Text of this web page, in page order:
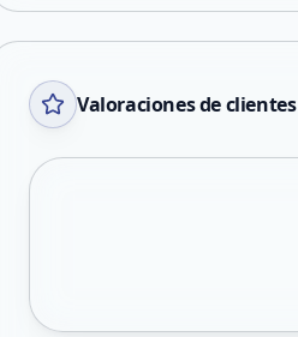
Valoraciones de clientes